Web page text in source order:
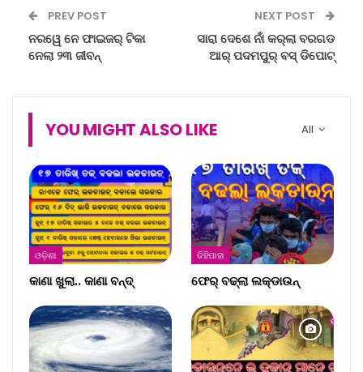
PREV POST
ନରୱେ ନେ ଫାଇଜର୍ ଟିକା
ନେଲା ୨୩ ଜୀବନ୍
NEXT POST
ସାରା ଦେଶେ ନାଁ କର୍‌ଲା ବରଗଡ
ଆର୍ ପଦମପୁର୍ ବସ୍ ଡିପୋଟ୍
All
YOU MIGHT ALSO LIKE
ଓଡ଼ିଶା
କାଣା ଖୁଲା.. କାଣା ବନ୍ଦ୍‌
ଦିହିପାହା
ଫେର୍ ବଢ୍‌ଲା ଲକ୍‌ଡାଉନ୍‌